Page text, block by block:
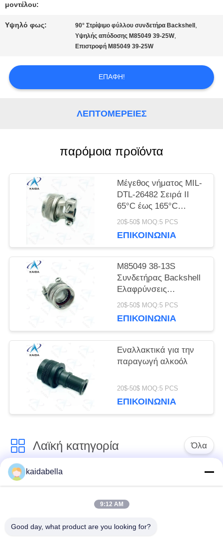
ΥΠΟΘΈΣΕΙΣ
ΠΡΟΣΦΟΡΆ
ΜΥΣΤΙΚΌΤΗΤΑΣ
μοντέλου:
Υψηλό φως: 90° Στρίψιμο φύλλου συνδετήρα Backshell ,
Υψηλής απόδοσης M85049 39-25W,
Επιστροφή M85049 39-25W
ΕΠΑΦΉ!
ΛΕΠΤΟΜΈΡΕΙΕΣ
παρόμοια προϊόντα
Μέγεθος νήματος MIL-
DTL-26482 Σειρά ΙΙ
65°C έως 165°C
M85049 52S14N
20$-50$ MOQ:5 PCS
ΕΠΙΚΟΙΝΩΝΊΑ
M85049 38-13S
Συνδετήρας Backshell
Ελαφρύνσεις
Ελαφρύνσεις Καθαρό
M85049 Backshell
20$-50$ MOQ:5 PCS
ΕΠΙΚΟΙΝΩΝΊΑ
Εναλλακτικά για την
παραγωγή αλκοόλ
20$-50$ MOQ:5 PCS
ΕΠΙΚΟΙΝΩΝΊΑ
Λαϊκή κατηγορία Όλα
Η σειρά MIL-DTL-
Σειρά MIL-DTL-26482
Στρογγυλός
kaidabella
9:12 AM
Good day, what product are you looking for?